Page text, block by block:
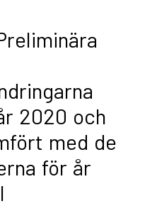
2020 och
med de
för år